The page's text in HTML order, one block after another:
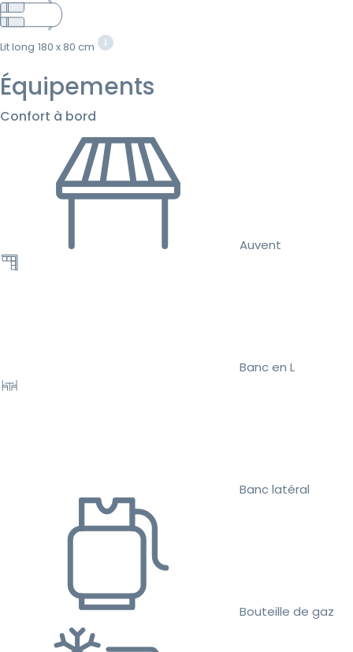
Lit long 180 x 80 cm
Équipements
Confort à bord
Auvent
Banc en L
Banc latéral
Bouteille de gaz